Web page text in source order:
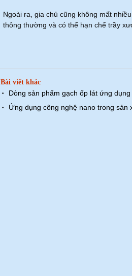
Ngoài ra, gia chủ cũng không mất
thông thường và có thể hạn chế trầy
Bài viết khác
· Dòng sản phẩm gạch ốp lát ứng
· Ứng dụng công nghệ nano trong sản